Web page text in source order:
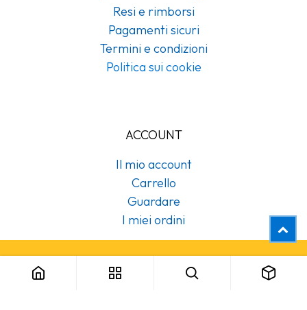
Resi e rimborsi
Pagamenti sicuri
Termini e condizioni
Politica sui cookie
ACCOUNT
Il mio account
Carrello
Guardare
I miei ordini